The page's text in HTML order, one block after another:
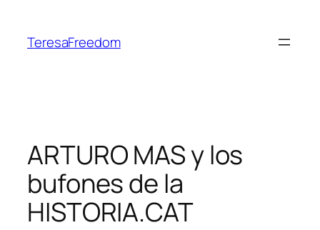
content
TeresaFreedom
ARTURO MAS y los
bufones de la
HISTORIA.CAT